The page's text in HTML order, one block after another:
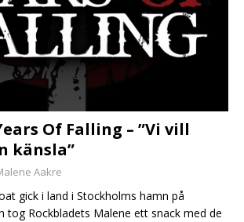
Of Falling – ”Vi vill
känsla”
Aakre
gick i land i Stockholms hamn på
tog Rockbladets Malene ett snack med de